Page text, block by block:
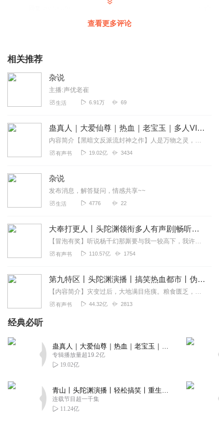
回复
仙仙儿儿
哎呀可惜了！烂尾了啊
查看更多评论
相关推荐
杂说
主播:声优老崔
生活 6.91万 69
蛊真人｜大爱仙尊｜热血｜老宝玉｜多人VIP免费有声剧
内容简介【黑暗文反派流封神之作】人是万物之灵，蛊是天地真精。一个穿越者不断重生的故事。一个养蛊、炼蛊、用蛊的奇特世界。配音组（男角色）老宝玉旁白...
有声书 19.02亿 3434
杂说
发布消息，解答疑问，情感共享~~
生活 4776 22
大奉打更人丨头陀渊领衔多人有声剧|畅听全集|王鹤棣、田曦薇主演影视剧原著|卖报小郎君
【冒泡有奖】听说杨千幻那厮要与我一较高下，我许七安要开始装叉了！快进入声音播放页戳下方输入框，冒个泡偷偷告诉我，我要用哪些诗词才能胜过他？说得好的，有赏！202...
有声书 110.57亿 1754
第九特区丨头陀渊演播丨搞笑热血都市丨伪戒丨VIP免费多人有声剧
【内容简介】灾变过后，大地满目疮痍。粮食匮乏，资源紧俏，局势混乱……一位从待规划区杀出来的青年，背对着漫天黄沙，孤身来到九区谋生，却不曾想偶然结识三五好友，一念...
有声书 44.32亿 2813
经典必听
专辑播放量超19.2亿
19.02亿
连载节目超一千集
11.24亿